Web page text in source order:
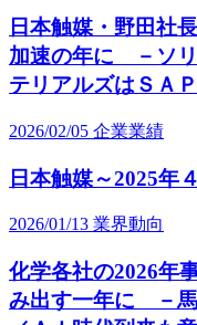
日本触媒・野田社
加速の年に －ソ
テリアルズはＳＡ
2026/02/05 企業業績
日本触媒～2025年
2026/01/13 業界動向
化学各社の2026年
み出す一年に －馬